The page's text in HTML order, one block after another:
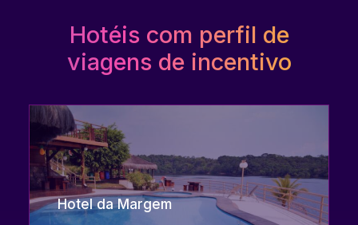
Hotéis com perfil de
viagens de incentivo
Hotel da Margem